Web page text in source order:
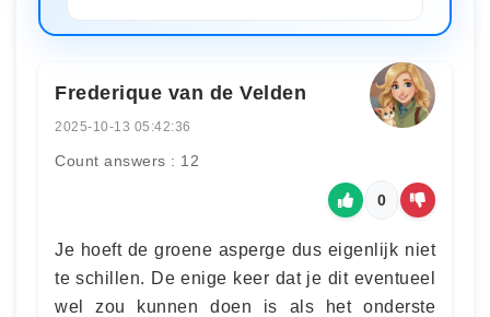
Frederique van de Velden
2025-10-13 05:42:36
Count answers : 12
0
Je hoeft de groene asperge dus eigenlijk niet
te schillen. De enige keer dat je dit eventueel
wel zou kunnen doen is als het onderste